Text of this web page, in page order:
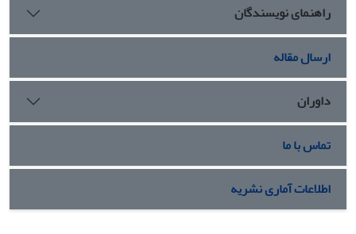
راهنمای نویسندگان
ارسال مقاله
داوران
تماس با ما
اطلاعات آماری نشریه